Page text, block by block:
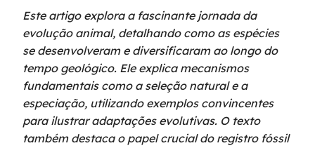
Este artigo explora a fascinante jornada da
evolução animal, detalhando como as espécies
se desenvolveram e diversificaram ao longo do
tempo geológico. Ele explica mecanismos
fundamentais como a seleção natural e a
especiação, utilizando exemplos convincentes
para ilustrar adaptações evolutivas. O texto
também destaca o papel crucial do registro fóssil